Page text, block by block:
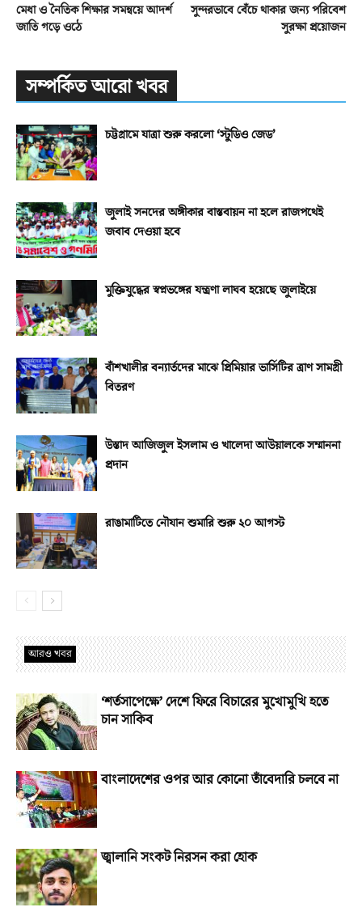
মেধা ও নৈতিক শিক্ষার সমন্বয়ে আদর্শ
জাতি গড়ে ওঠে
সুন্দরভাবে বেঁচে থাকার জন্য পরিবেশ
সুরক্ষা প্রয়োজন
সম্পর্কিত আরো খবর
চট্টগ্রামে যাত্রা শুরু করলো ‘স্টুডিও জেড’
জুলাই সনদের অঙ্গীকার বাস্তবায়ন না হলে রাজপথেই
জবাব দেওয়া হবে
মুক্তিযুদ্ধের স্বপ্নভঙ্গের যন্ত্রণা লাঘব হয়েছে জুলাইয়ে
বাঁশখালীর বন্যার্তদের মাঝে প্রিমিয়ার ভার্সিটির ত্রাণ সামগ্রী
বিতরণ
উস্তাদ আজিজুল ইসলাম ও খালেদা আউয়ালকে সম্মাননা
প্রদান
রাঙামাটিতে নৌযান শুমারি শুরু ২০ আগস্ট
আরও খবর
‘শর্তসাপেক্ষে’ দেশে ফিরে বিচারের মুখোমুখি হতে
চান সাকিব
বাংলাদেশের ওপর আর কোনো তাঁবেদারি চলবে না
জ্বালানি সংকট নিরসন করা হোক